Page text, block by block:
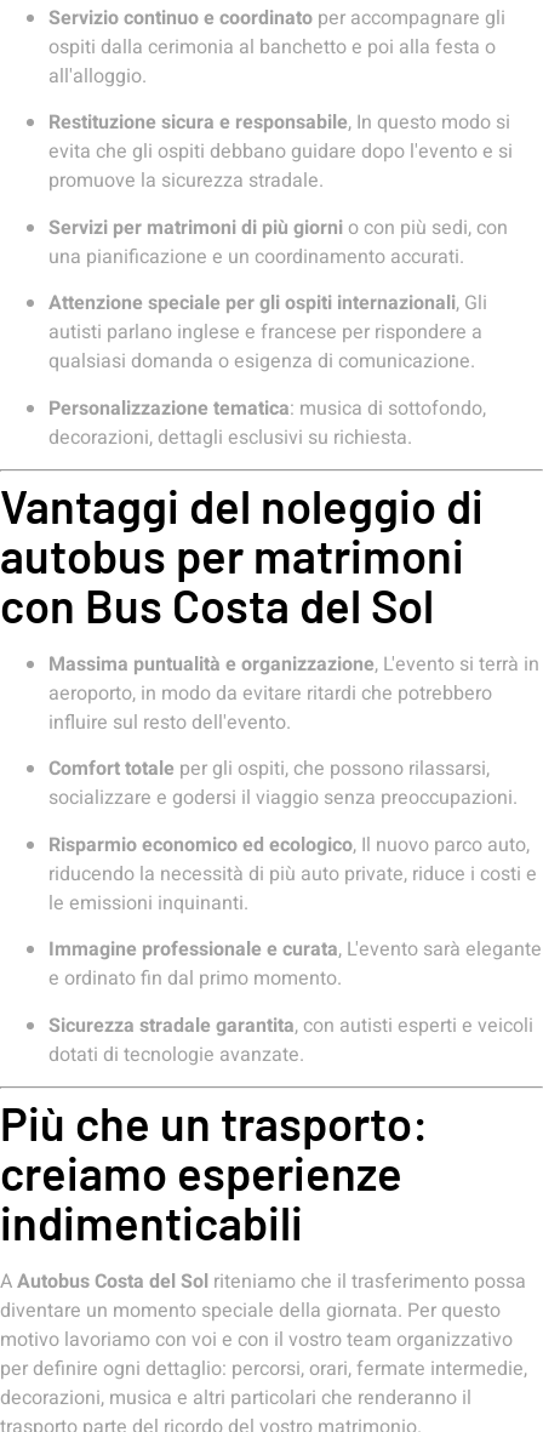
Servizio continuo e coordinato per accompagnare gli
ospiti dalla cerimonia al banchetto e poi alla festa o
all'alloggio.
Restituzione sicura e responsabile, In questo modo si
evita che gli ospiti debbano guidare dopo l'evento e si
promuove la sicurezza stradale.
Servizi per matrimoni di più giornio con più sedi, con
una pianificazione e un coordinamento accurati.
Attenzione speciale per gli ospiti internazionali, Gli
autisti parlano inglese e francese per rispondere a
qualsiasi domanda o esigenza di comunicazione.
Personalizzazione tematica: musica di sottofondo,
decorazioni, dettagli esclusivi su richiesta.
Vantaggi del noleggio di
autobus per matrimoni
con Bus Costa del Sol
Massima puntualità e organizzazione, L'evento si terrà in
aeroporto, in modo da evitare ritardi che potrebbero
influire sul resto dell'evento.
Comfort totale per gli ospiti, che possono rilassarsi,
socializzare e godersi il viaggio senza preoccupazioni.
Risparmio economico ed ecologico, Il nuovo parco auto,
riducendo la necessità di più auto private, riduce i costi e
le emissioni inquinanti.
Immagine professionale e curata, L'evento sarà elegante
e ordinato fin dal primo momento.
Sicurezza stradale garantita, con autisti esperti e veicoli
dotati di tecnologie avanzate.
Più che un trasporto:
creiamo esperienze
indimenticabili
AAutobus Costa del Sol riteniamo che il trasferimento possa
diventare un momento speciale della giornata. Per questo
motivo lavoriamo con voi e con il vostro team organizzativo
per definire ogni dettaglio: percorsi, orari, fermate intermedie,
decorazioni, musica e altri particolari che renderanno il